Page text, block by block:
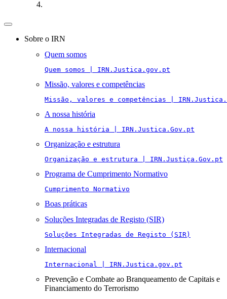
Toggle
navigationSobre o IRN
Quem somos
Quem somos | IRN.Justica.gov.pt
Missão, valores e competências
Missão, valores e competências |
A nossa história
A nossa história | IRN.Justica.Gov.pt
Organização e estrutura
Organização e estrutura | IRN.Justiça.Gov.pt
Programa de Cumprimento Normativo
Cumprimento Normativo
Boas práticas
Soluções Integradas de Registo (SIR)
Soluções Integradas de Registo (SIR)
Internacional
Internacional | IRN.Justica.gov.pt
Prevenção e Combate ao Branqueamento de Capitais e
Financiamento do Terrorismo